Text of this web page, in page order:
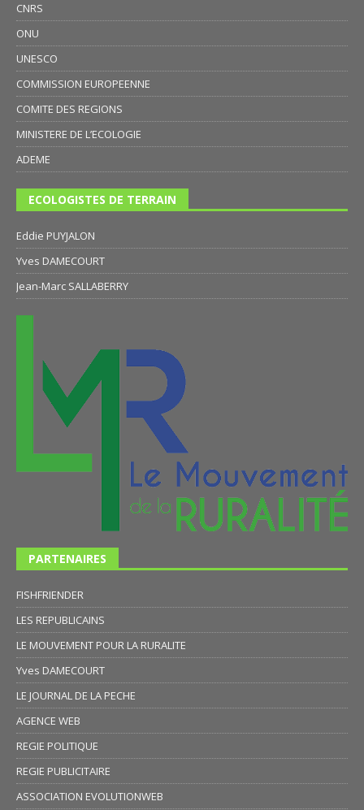
CNRS
ONU
UNESCO
COMMISSION EUROPEENNE
COMITE DES REGIONS
MINISTERE DE L’ECOLOGIE
ADEME
ECOLOGISTES DE TERRAIN
Eddie PUYJALON
Yves DAMECOURT
Jean-Marc SALLABERRY
PARTENAIRES
FISHFRIENDER
LES REPUBLICAINS
LE MOUVEMENT POUR LA RURALITE
Yves DAMECOURT
LE JOURNAL DE LA PECHE
AGENCE WEB
REGIE POLITIQUE
REGIE PUBLICITAIRE
ASSOCIATION EVOLUTIONWEB